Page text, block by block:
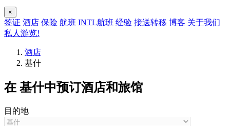
×
签证 酒店 保险 航班 INTL航班 经验 接送转移 博客 关于我们
私人游览!
酒店
基什
在 基什中预订酒店和旅馆
目的地